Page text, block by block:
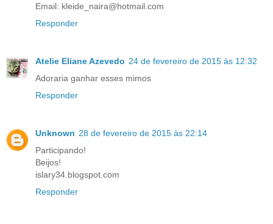
Email: kleide_naira@hotmail.com
Responder
Atelie Eliane Azevedo 24 de fevereiro de 2015 às 12:32
Adoraria ganhar esses mimos
Responder
Unknown 28 de fevereiro de 2015 às 22:14
Participando!
Beijos!
islary34.blogspot.com
Responder